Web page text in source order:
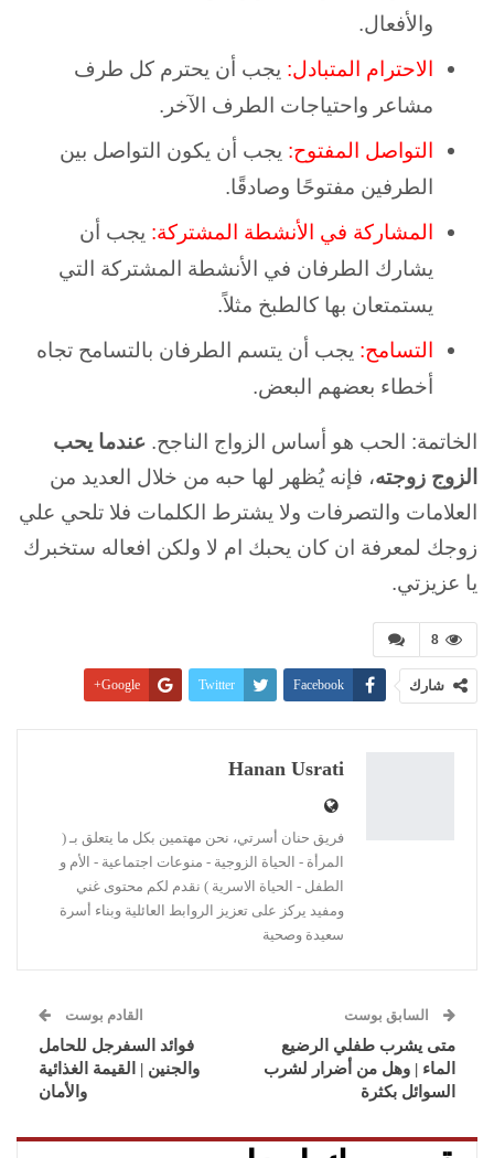
والأفعال.
الاحترام المتبادل: يجب أن يحترم كل طرف
مشاعر واحتياجات الطرف الآخر.
التواصل المفتوح: يجب أن يكون التواصل بين
الطرفين مفتوحًا وصادقًا.
المشاركة في الأنشطة المشتركة: يجب أن
يشارك الطرفان في الأنشطة المشتركة التي
يستمتعان بها كالطبخ مثلاً.
التسامح: يجب أن يتسم الطرفان بالتسامح تجاه
أخطاء بعضهم البعض.
الخاتمة: الحب هو أساس الزواج الناجح. عندما يحب
الزوج زوجته، فإنه يُظهر لها حبه من خلال العديد من
العلامات والتصرفات ولا يشترط الكلمات فلا تلحي علي
زوجك لمعرفة ان كان يحبك ام لا ولكن افعاله ستخبرك
يا عزيزتي.
8
شارك Facebook
Twitter
Google+
Linkedin
Hanan Usrati
فريق حنان أسرتي، نحن مهتمين بكل ما يتعلق بـ (
المرأة - الحياة الزوجية - منوعات اجتماعية - الأم و
الطفل - الحياة الاسرية ) نقدم لكم محتوى غني
ومفيد يركز على تعزيز الروابط العائلية وبناء أسرة
سعيدة وصحية
السابق بوست
متى يشرب طفلي الرضيع
الماء | وهل من أضرار لشرب
السوائل بكثرة
القادم بوست
فوائد السفرجل للحامل
والجنين | القيمة الغذائية
والأمان